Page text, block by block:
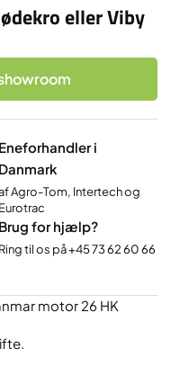
eller Viby
Eneforhandler i
Danmark
Agro-Tom, Intertech og
Eurotrac
Brug for hjælp?
Ring til os på+45 73 62 60 66
motor 26 HK